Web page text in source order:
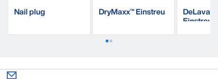
Nail plug DryMaxx™ Einstreu DeLaval